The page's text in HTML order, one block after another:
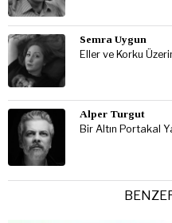
Semra Uygun
Eller ve Korku
Alper Turgut
Bir Altın Portakal